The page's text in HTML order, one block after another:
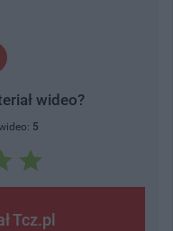
wideo?
5
Tcz.pl